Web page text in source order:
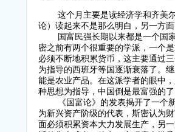
这个月主要是读经济学和齐美尔
论）读起来不是那么明白，另一方
国富民强长期以来都是一个国家
密之前有两个很重要的学派，一个
必须不断地积累货币，这主要通过
为指导的西班牙等国逐渐衰落了。
能是农业产品。在这派学者的眼中
种思想为指导，中国倒是最富强的
《国富论》的发表揭开了一个新
为新兴资产阶级的代表，斯密认为
面必须积累资本大力发展生产，另